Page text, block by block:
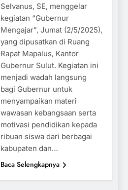
Selvanus, SE, menggelar
kegiatan “Gubernur
Mengajar”, Jumat (2/5/2025),
yang dipusatkan di Ruang
Rapat Mapalus, Kantor
Gubernur Sulut. Kegiatan ini
menjadi wadah langsung
bagi Gubernur untuk
menyampaikan materi
wawasan kebangsaan serta
motivasi pendidikan kepada
ribuan siswa dari berbagai
kabupaten dan…
Baca Selengkapnya